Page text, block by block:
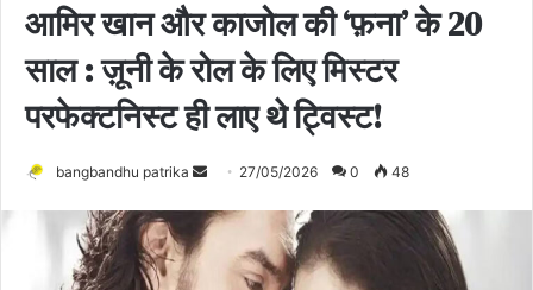
आमिर खान और काजोल की ‘फ़ना’ के 20
साल : ज़ूनी के रोल के लिए मिस्टर
परफेक्टनिस्ट ही लाए थे ट्विस्ट!
bangbandhu patrika
Send
email
27/05/2026 0 48